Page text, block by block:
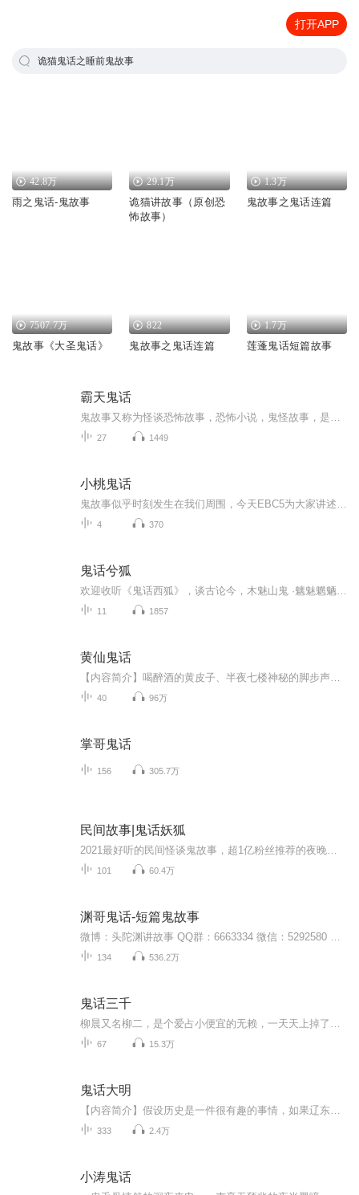
打开APP
诡猫鬼话之睡前鬼故事
42.8万
雨之鬼话-鬼故事
29.1万
诡猫讲故事（原创恐
怖故事）
1.3万
鬼故事之鬼话连篇
7507.7万
鬼故事《大圣鬼话》
822
鬼故事之鬼话连篇
1.7万
莲蓬鬼话短篇故事
霸天鬼话
27 1449
小桃鬼话
4 370
鬼话兮狐
11 1857
黄仙鬼话
40 96万
掌哥鬼话
156 305.7万
民间故事|鬼话妖狐
101 60.4万
渊哥鬼话-短篇鬼故事
134 536.2万
鬼话三千
67 15.3万
鬼话大明
333 2.4万
小涛鬼话